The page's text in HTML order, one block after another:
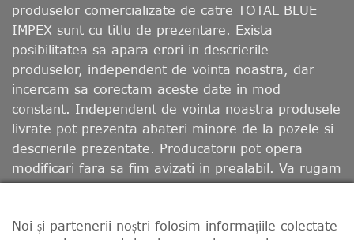
produselor comercializate de catre TOTAL BLUE
IMPEX sunt cu titlu de prezentare. Exista
posibilitatea sa apara erori in descrierile
produselor, independent de vointa noastra, dar
incercam sa corectam aceste date in mod
constant. Independent de vointa noastra produsele
livrate pot prezenta abateri minore de la pozele si
descrierile prezentate. Producatorii pot opera
modificari fara sa fim avizati in prealabil. Va rugam
sa retineti ca, in functie de calibrarea monitorului
reale.
Noi și partenerii noștri folosim informațiile colectate